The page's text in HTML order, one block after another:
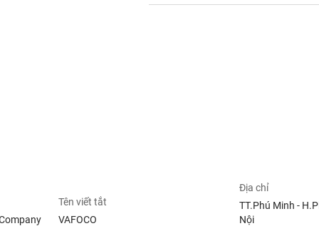
Tên viết tắt
VAFOCO
Địa chỉ
TT.Phú Minh -
Nội